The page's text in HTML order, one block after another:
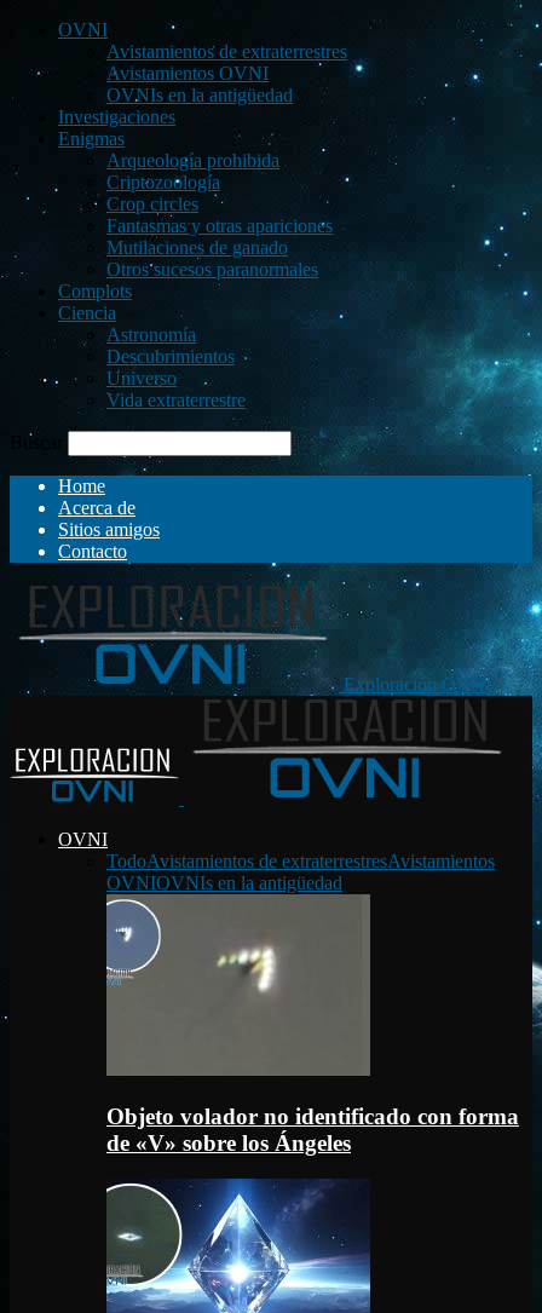
OVNI
Avistamientos de extraterrestres
Avistamientos OVNI
OVNIs en la antigüedad
Investigaciones
Enigmas
Arqueología prohibida
Criptozoología
Crop circles
Fantasmas y otras apariciones
Mutilaciones de ganado
Otros sucesos paranormales
Complots
Ciencia
Astronomía
Descubrimientos
Universo
Vida extraterrestre
Buscar
Home
Acerca de
Sitios amigos
Contacto
Exploración OVNI
OVNI
TodoAvistamientos de extraterrestresAvistamientos
OVNIOVNIs en la antigüedad
Objeto volador no identificado con forma
de «V» sobre los Ángeles